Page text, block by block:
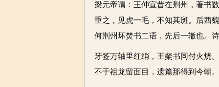
梁元帝谓：王仲宣昔在荆州，著书
重之，见虎一毛，不知其斑。后西
何荆州坏焚书二语，先后一辙也。诗
牙签万轴里红绡，王粲书同付火烧。
不于祖龙留面目，遗篇那得到今朝。